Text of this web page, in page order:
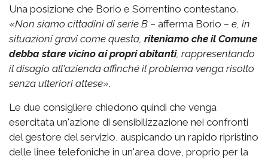
Una posizione che Borio e Sorrentino contestano.
«Non siamo cittadini di serie B – afferma Borio – e, in
situazioni gravi come questa, riteniamo che il Comune
debba stare vicino ai propri abitanti, rappresentando
il disagio all'azienda affinché il problema venga risolto
senza ulteriori attese».
Le due consigliere chiedono quindi che venga
esercitata un'azione di sensibilizzazione nei confronti
del gestore del servizio, auspicando un rapido ripristino
delle linee telefoniche in un'area dove, proprio per la